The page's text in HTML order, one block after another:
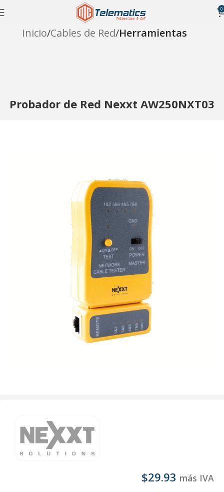
0
Inicio Cables de Red Herramientas
Probador de Red Nexxt AW250NXT03
$29.93 más IVA